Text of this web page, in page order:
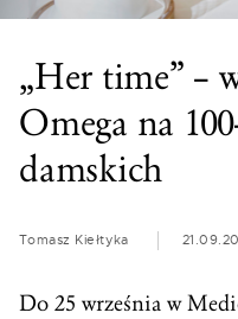
„Her time” –
Omega na
damskich
Tomasz Kiełtyka
Do 25 września w